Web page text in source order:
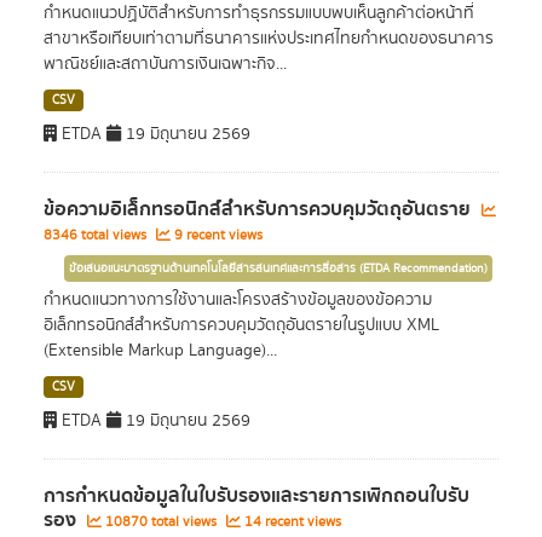
กำหนดแนวปฏิบัติสำหรับการทำธุรกรรมแบบพบเห็นลูกค้าต่อหน้าที่
สาขาหรือเทียบเท่าตามที่ธนาคารแห่งประเทศไทยกำหนดของธนาคาร
พาณิชย์และสถาบันการเงินเฉพาะกิจ...
CSV
ETDA 19 มิถุนายน 2569
ข้อความอิเล็กทรอนิกส์สำหรับการควบคุมวัตถุอันตราย
8346 total views 9 recent views
ข้อเสนอแนะมาตรฐานด้านเทคโนโลยีสารสนเทศและการสื่อสาร (ETDA Recommendation)
กำหนดแนวทางการใช้งานและโครงสร้างข้อมูลของข้อความ
อิเล็กทรอนิกส์สำหรับการควบคุมวัตถุอันตรายในรูปแบบ XML
(Extensible Markup Language)...
CSV
ETDA 19 มิถุนายน 2569
การกำหนดข้อมูลในใบรับรองและรายการเพิกถอนใบรับ
รอง 10870 total views 14 recent views